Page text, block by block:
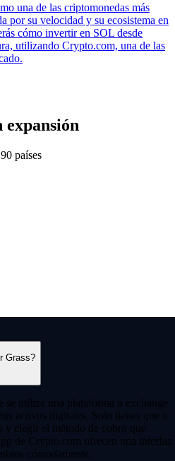
una de las criptomonedas más
por su velocidad y su ecosistema en
cómo invertir en SOL desde
utilizando Crypto.com, una de las
expansión
países
Grass?
se utiliza una plataforma o exchange
activos digitales. Solo tienes que ir
y elegir el método de cobro que
de Crypto.com ofrecen una interfaz
cómodamente.